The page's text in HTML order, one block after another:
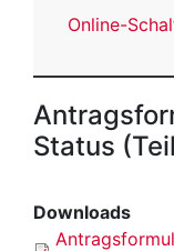
Online-
Status
Downloads